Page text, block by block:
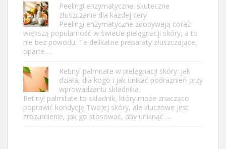
Peelingi enzymatyczne: skuteczne
złuszczanie dla każdej cery
Peelingi enzymatyczne zdobywają coraz
większą popularność w świecie pielęgnacji skóry, a to
nie bez powodu. Te delikatne preparaty złuszczające,
oparte …
Retinyl palmitate w pielęgnacji skóry: jak
działa, dla kogo i jak unikać podrażnień przy
wprowadzaniu składnika
Retinyl palmitate to składnik, który może znacząco
poprawić kondycję Twojej skóry, ale kluczowe jest
zrozumienie, jak go stosować, aby uniknąć …